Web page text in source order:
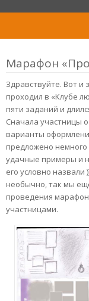
Марафон
Здравствуйте. Вот и
проходил в «Клубе
пяти заданий и
Сначала участницы
варианты
предложено
удачные примеры и
его условно
необычно, так мы
проведения
участницами.